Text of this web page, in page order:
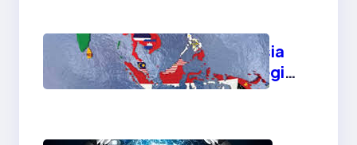
Geopolitik Indonesia
2025: Peran Strategis
di Asia Tenggara